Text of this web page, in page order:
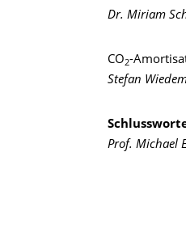
Dr. Miriam
CO2-
Stefan
Prof. Michael